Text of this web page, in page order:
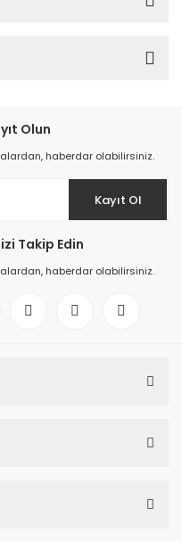
Olun
haberdar olabilirsiniz.
Kayıt Ol
Takip Edin
haberdar olabilirsiniz.